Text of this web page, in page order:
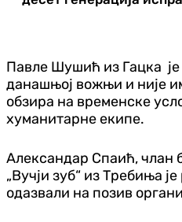
Павле Шушић из Гацка
данашњој вожњи и није
обзира на временске
хуманитарне екипе.
Александар Спаић, члан
„Вучји зуб“ из Требиња
одазвали на позив